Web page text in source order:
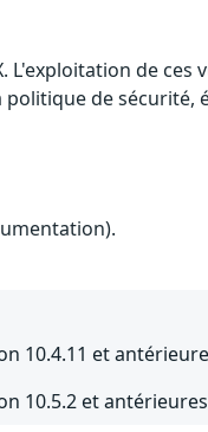
de
de sécurité,
10.4.11 et
10.5.2 et